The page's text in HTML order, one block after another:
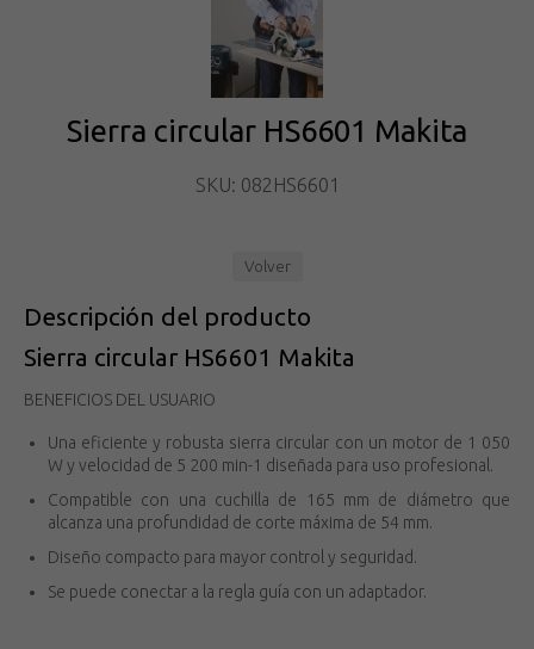
Sierra circular HS6601 Makita
SKU: 082HS6601
Volver
Descripción del producto
Sierra circular HS6601 Makita
BENEFICIOS DEL USUARIO
Una eficiente y robusta sierra circular con un motor de 1 050
W y velocidad de 5 200 min-1 diseñada para uso profesional.
Compatible con una cuchilla de 165 mm de diámetro que
alcanza una profundidad de corte máxima de 54 mm.
Diseño compacto para mayor control y seguridad.
Se puede conectar a la regla guía con un adaptador.